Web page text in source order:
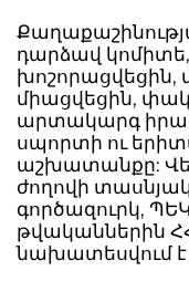
դարձավ կոմիտե,
խոշորացվեցին,
միացվեցին,
արտակարգ
սպորտի ու
աշխատանքը:
ժողովի
գործազուրկ,
թվականներին
նախատեսվում է